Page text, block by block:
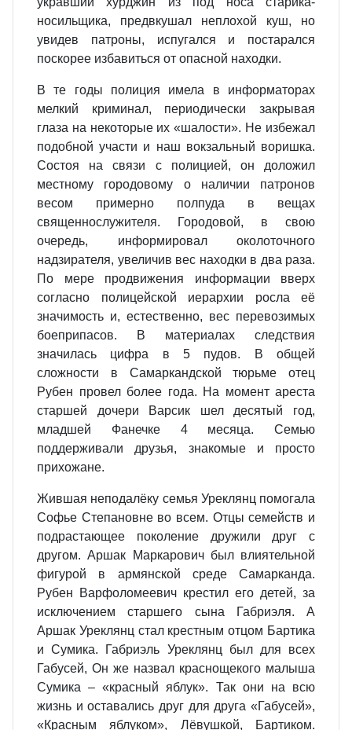
носильщика, предвкушал неплохой куш, но
увидев патроны, испугался и постарался
поскорее избавиться от опасной находки.
В те годы полиция имела в информаторах
мелкий криминал, периодически закрывая
глаза на некоторые их «шалости». Не избежал
подобной участи и наш вокзальный воришка.
Состоя на связи с полицией, он доложил
местному городовому о наличии патронов
весом примерно полпуда в вещах
священнослужителя. Городовой, в свою
очередь, информировал околоточного
надзирателя, увеличив вес находки в два раза.
По мере продвижения информации вверх
согласно полицейской иерархии росла её
значимость и, естественно, вес перевозимых
боеприпасов. В материалах следствия
значилась цифра в 5 пудов. В общей
сложности в Самаркандской тюрьме отец
Рубен провел более года. На момент ареста
старшей дочери Варсик шел десятый год,
младшей Фанечке 4 месяца. Семью
поддерживали друзья, знакомые и просто
прихожане.
Жившая неподалёку семья Уреклянц помогала
Софье Степановне во всем. Отцы семейств и
подрастающее поколение дружили друг с
другом. Аршак Маркарович был влиятельной
фигурой в армянской среде Самарканда.
Рубен Варфоломеевич крестил его детей, за
исключением старшего сына Габриэля. А
Аршак Уреклянц стал крестным отцом Бартика
и Сумика. Габриэль Уреклянц был для всех
Габусей, Он же назвал краснощекого малыша
Сумика – «красный яблук». Так они на всю
жизнь и оставались друг для друга «Габусей»,
«Красным яблуком», Лёвушкой, Бартиком.